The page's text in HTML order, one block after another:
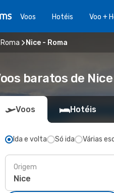
Voos Hotéis Voo +
Roma Nice - Roma
baratos de
Voos Hotéis
Ida e volta Só ida Várias
Origem